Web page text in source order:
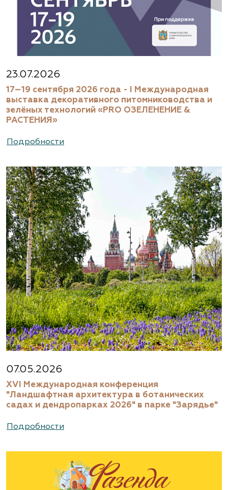
23.07.2026
17–19 сентября 2026 года - I Международная
выставка декоративного питомниководства и
зелёных технологий «PRO ОЗЕЛЕНЕНИЕ &
РАСТЕНИЯ»
Подробности
07.05.2026
XVI Международная конференция
"Ландшафтная архитектура в ботанических
садах и дендропарках 2026" в парке "Зарядье"
Подробности